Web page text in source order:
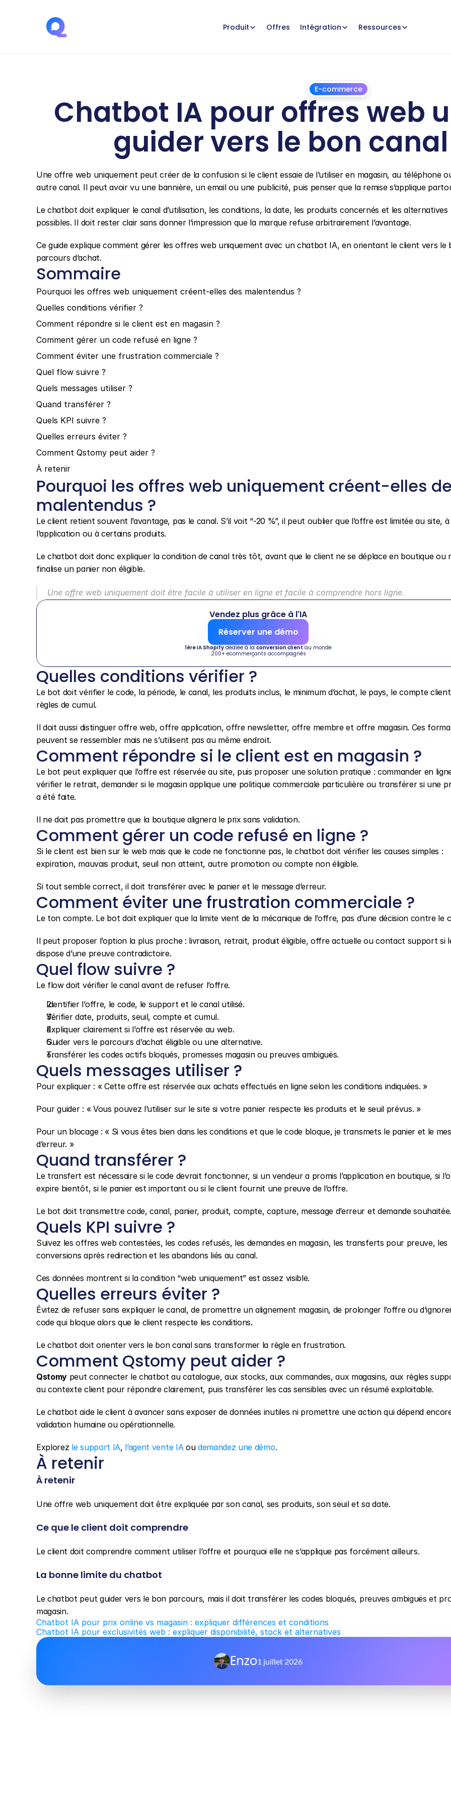
Produit Offres Intégration Ressources
E-commerce
Chatbot IA pour offres web
guider vers le bon
Une offre web uniquement peut créer de la confusion si le client essaie de l’utiliser en magasin, au téléphone
autre canal. Il peut avoir vu une bannière, un email ou une publicité, puis penser que la remise s’applique
Le chatbot doit expliquer le canal d’utilisation, les conditions, la date, les produits concernés et les alternatives
possibles. Il doit rester clair sans donner l’impression que la marque refuse arbitrairement l’avantage.
Ce guide explique comment gérer les offres web uniquement avec un chatbot IA, en orientant le client vers le
parcours d’achat.
Sommaire
Pourquoi les offres web uniquement créent-elles des malentendus ?
Quelles conditions vérifier ?
Comment répondre si le client est en magasin ?
Comment gérer un code refusé en ligne ?
Comment éviter une frustration commerciale ?
Quel flow suivre ?
Quels messages utiliser ?
Quand transférer ?
Quels KPI suivre ?
Quelles erreurs éviter ?
Comment Qstomy peut aider ?
À retenir
Pourquoi les offres web uniquement créent-elles
malentendus ?
Le client retient souvent l’avantage, pas le canal. S’il voit “-20 %”, il peut oublier que l’offre est limitée au site, à
l’application ou à certains produits.
Le chatbot doit donc expliquer la condition de canal très tôt, avant que le client ne se déplace en boutique ou
finalise un panier non éligible.
Une offre web uniquement doit être facile à utiliser en ligne et facile à comprendre hors ligne.
Vendez plus grâce à l'IA
Réserver une démo
1ère IA Shopify dédiée à la conversion client au monde
200+ ecommerçants accompagnés
Quelles conditions vérifier ?
Le bot doit vérifier le code, la période, le canal, les produits inclus, le minimum d’achat, le pays, le compte
règles de cumul.
Il doit aussi distinguer offre web, offre application, offre newsletter, offre membre et offre magasin. Ces
peuvent se ressembler mais ne s’utilisent pas au même endroit.
Comment répondre si le client est en magasin ?
Le bot peut expliquer que l’offre est réservée au site, puis proposer une solution pratique : commander en
vérifier le retrait, demander si le magasin applique une politique commerciale particulière ou transférer si une
a été faite.
Il ne doit pas promettre que la boutique alignera le prix sans validation.
Comment gérer un code refusé en ligne ?
Si le client est bien sur le web mais que le code ne fonctionne pas, le chatbot doit vérifier les causes simples :
expiration, mauvais produit, seuil non atteint, autre promotion ou compte non éligible.
Si tout semble correct, il doit transférer avec le panier et le message d’erreur.
Comment éviter une frustration commerciale ?
Le ton compte. Le bot doit expliquer que la limite vient de la mécanique de l’offre, pas d’une décision contre le
Il peut proposer l’option la plus proche : livraison, retrait, produit éligible, offre actuelle ou contact support si
dispose d’une preuve contradictoire.
Quel flow suivre ?
Le flow doit vérifier le canal avant de refuser l’offre.
Identifier l’offre, le code, le support et le canal utilisé.
Vérifier date, produits, seuil, compte et cumul.
Expliquer clairement si l’offre est réservée au web.
Guider vers le parcours d’achat éligible ou une alternative.
Transférer les codes actifs bloqués, promesses magasin ou preuves ambiguës.
Quels messages utiliser ?
Pour expliquer : « Cette offre est réservée aux achats effectués en ligne selon les conditions indiquées. »
Pour guider : « Vous pouvez l’utiliser sur le site si votre panier respecte les produits et le seuil prévus. »
Pour un blocage : « Si vous êtes bien dans les conditions et que le code bloque, je transmets le panier et le
d’erreur. »
Quand transférer ?
Le transfert est nécessaire si le code devrait fonctionner, si un vendeur a promis l’application en boutique, si
expire bientôt, si le panier est important ou si le client fournit une preuve de l’offre.
Le bot doit transmettre code, canal, panier, produit, compte, capture, message d’erreur et demande
Quels KPI suivre ?
Suivez les offres web contestées, les codes refusés, les demandes en magasin, les transferts pour preuve, les
conversions après redirection et les abandons liés au canal.
Ces données montrent si la condition “web uniquement” est assez visible.
Quelles erreurs éviter ?
Évitez de refuser sans expliquer le canal, de promettre un alignement magasin, de prolonger l’offre ou
code qui bloque alors que le client respecte les conditions.
Le chatbot doit orienter vers le bon canal sans transformer la règle en frustration.
Comment Qstomy peut aider ?
Qstomy peut connecter le chatbot au catalogue, aux stocks, aux commandes, aux magasins, aux règles
au contexte client pour répondre clairement, puis transférer les cas sensibles avec un résumé exploitable.
Le chatbot aide le client à avancer sans exposer de données inutiles ni promettre une action qui dépend
validation humaine ou opérationnelle.
Explorez le support IA, l’agent vente IA ou demandez une démo.
À retenir
À retenir
Une offre web uniquement doit être expliquée par son canal, ses produits, son seuil et sa date.
Ce que le client doit comprendre
Le client doit comprendre comment utiliser l’offre et pourquoi elle ne s’applique pas forcément ailleurs.
La bonne limite du chatbot
Le chatbot peut guider vers le bon parcours, mais il doit transférer les codes bloqués, preuves ambiguës et
magasin.
Chatbot IA pour prix online vs magasin : expliquer différences et conditions
Chatbot IA pour exclusivités web : expliquer disponibilité, stock et alternatives
Enzo1 juillet 2026